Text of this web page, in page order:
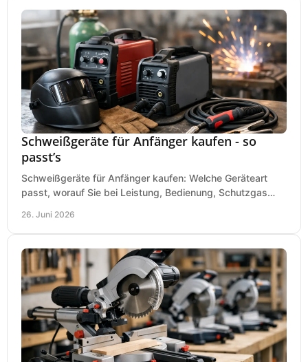
Schweißgeräte für Anfänger kaufen - so
passt’s
Schweißgeräte für Anfänger kaufen: Welche Geräteart
passt, worauf Sie bei Leistung, Bedienung, Schutzgas
26. Juni 2026